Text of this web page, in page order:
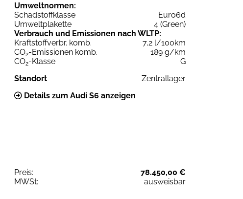
Umweltnormen:
Schadstoffklasse
Euro6d
Umweltplakette
4 (Green)
Verbrauch und Emissionen nach WLTP:
Kraftstoffverbr. komb.
7,2 l/100km
CO2-Emissionen komb.
189 g/km
CO2-Klasse
G
Standort
Zentrallager
Details zum Audi S6 anzeigen
Preis:
78.450,00 €
MWSt:
ausweisbar